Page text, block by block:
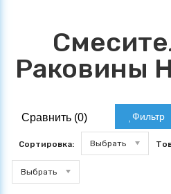
Раковины
Сравнить (0) Фильтр
Сортировка: Выбрать
Выбрать